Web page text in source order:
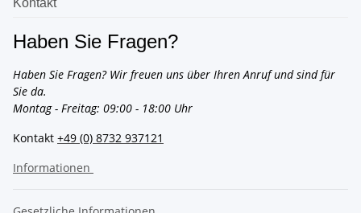
Kontakt
Haben Sie Fragen?
Haben Sie Fragen? Wir freuen uns über Ihren Anruf und sind für
Sie da.
Montag - Freitag: 09:00 - 18:00 Uhr
Kontakt +49 (0) 8732 937121
Informationen